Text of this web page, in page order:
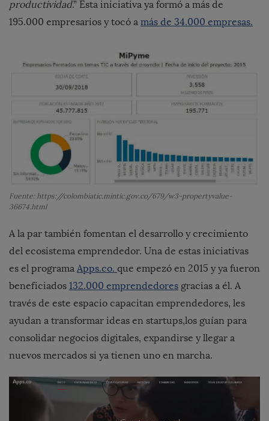
productividad.” Esta iniciativa ya formó a más de
195.000 empresarios y tocó a más de 34.000 empresas.
Fuente: https://colombiatic.mintic.gov.co/679/w3-propertyvalue-
36674.html
A la par también fomentan el desarrollo y crecimiento
del ecosistema emprendedor. Una de estas iniciativas
es el programa Apps.co. que empezó en 2015 y ya fueron
beneficiados 132.000 emprendedores gracias a él. A
través de este espacio capacitan emprendedores, les
ayudan a transformar ideas en startups,los guían para
consolidar negocios digitales, expandirse y llegar a
nuevos mercados si ya tienen uno en marcha.